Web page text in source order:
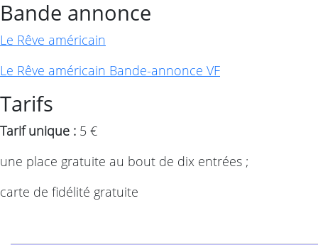
Bande annonce
Le Rêve américain
Le Rêve américain Bande-annonce VF
Tarifs
Tarif unique : 5 €
une place gratuite au bout de dix entrées ;
carte de fidélité gratuite